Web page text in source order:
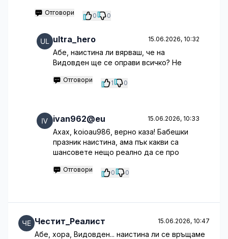
Отговори 0 0
ultra_hero 15.06.2026, 10:32
Абе, наистина ли вярваш, че на
Видовден ще се оправи всичко? Не
Отговори 1 0
ivan962@eu 15.06.2026, 10:33
Ахах, koioau986, верно каза! Бабешки
празник наистина, ама пък какви са
шансовете нещо реално да се про
Отговори 0 0
Честит_Реалист 15.06.2026, 10:47
Абе, хора, Видовден... наистина ли се връщаме